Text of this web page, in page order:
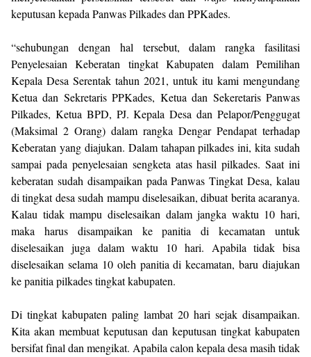
keputusan kepada Panwas Pilkades dan PPKades.
“sehubungan dengan hal tersebut, dalam rangka fasilitasi
Penyelesaian Keberatan tingkat Kabupaten dalam Pemilihan
Kepala Desa Serentak tahun 2021, untuk itu kami mengundang
Ketua dan Sekretaris PPKades, Ketua dan Sekeretaris Panwas
Pilkades, Ketua BPD, PJ. Kepala Desa dan Pelapor/Penggugat
(Maksimal 2 Orang) dalam rangka Dengar Pendapat terhadap
Keberatan yang diajukan. Dalam tahapan pilkades ini, kita sudah
sampai pada penyelesaian sengketa atas hasil pilkades. Saat ini
keberatan sudah disampaikan pada Panwas Tingkat Desa, kalau
di tingkat desa sudah mampu diselesaikan, dibuat berita acaranya.
Kalau tidak mampu diselesaikan dalam jangka waktu 10 hari,
maka harus disampaikan ke panitia di kecamatan untuk
diselesaikan juga dalam waktu 10 hari. Apabila tidak bisa
diselesaikan selama 10 oleh panitia di kecamatan, baru diajukan
ke panitia pilkades tingkat kabupaten.
Di tingkat kabupaten paling lambat 20 hari sejak disampaikan.
Kita akan membuat keputusan dan keputusan tingkat kabupaten
bersifat final dan mengikat. Apabila calon kepala desa masih tidak